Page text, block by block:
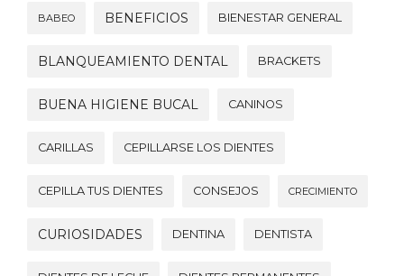
BABEO BENEFICIOS BIENESTAR GENERAL
BLANQUEAMIENTO DENTAL BRACKETS
BUENA HIGIENE BUCAL CANINOS
CARILLAS CEPILLARSE LOS DIENTES
CEPILLA TUS DIENTES CONSEJOS CRECIMIENTO
CURIOSIDADES DENTINA DENTISTA